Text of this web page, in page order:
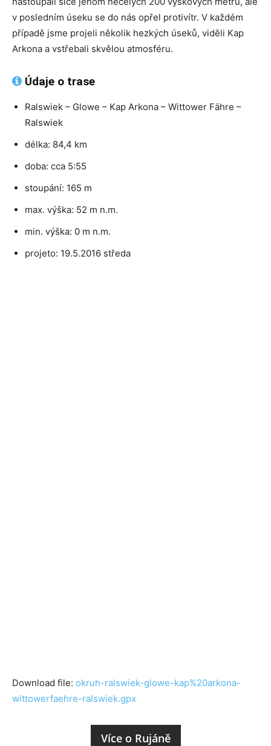
v posledním úseku se do nás opřel protivítr. V každém
případě jsme projeli několik hezkých úseků, viděli Kap
Arkona a vstřebali skvělou atmosféru.
Údaje o trase
Ralswiek – Glowe – Kap Arkona – Wittower Fähre –
Ralswiek
délka: 84,4 km
doba: cca 5:55
stoupání: 165 m
max. výška: 52 m n.m.
min. výška: 0 m n.m.
projeto: 19.5.2016 středa
Download file: okruh-ralswiek-glowe-kap%20arkona-
wittowerfaehre-ralswiek.gpx
Více o Rujáně